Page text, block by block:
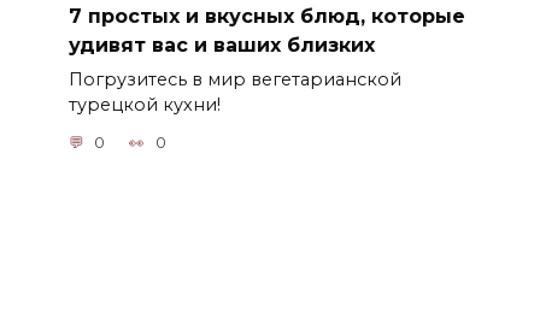
7 простых и вкусных блюд, которые
удивят вас и ваших близких
Погрузитесь в мир вегетарианской
турецкой кухни!
0 0